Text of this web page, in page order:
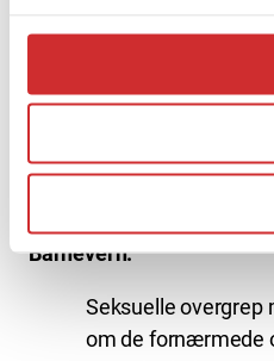
opp av paneldebatt
I tillegg kommer
og klinisk
praktisk eksempel
Barnevern:
Seksuelle overgrep
om de fornærmede